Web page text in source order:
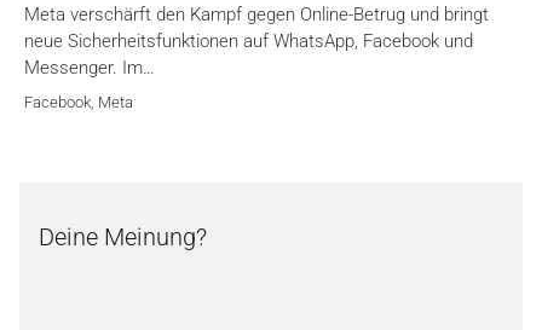
Meta verschärft den Kampf gegen Online-Betrug und bringt
neue Sicherheitsfunktionen auf WhatsApp, Facebook und
Messenger. Im…
Facebook, Meta
Deine Meinung?